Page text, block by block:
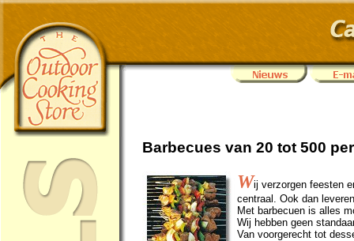
Barbecues van 20 tot 500
Wij verzorgen feesten
centraal. Ook dan
Met barbecuen is alles
Wij hebben geen
Van voorgerecht tot